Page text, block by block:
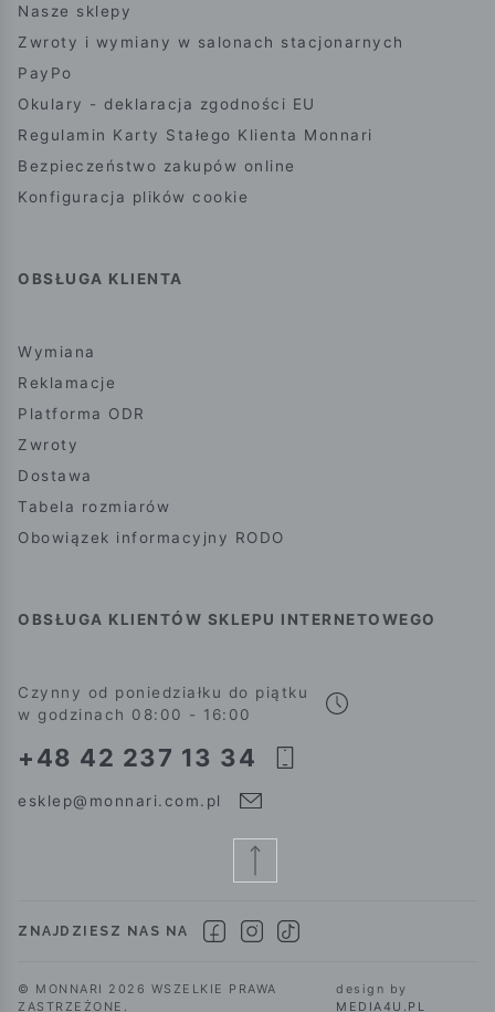
Nasze sklepy
Zwroty i wymiany w salonach stacjonarnych
PayPo
Okulary - deklaracja zgodności EU
Regulamin Karty Stałego Klienta Monnari
Bezpieczeństwo zakupów online
Konfiguracja plików cookie
OBSŁUGA KLIENTA
Wymiana
Reklamacje
Platforma ODR
Zwroty
Dostawa
Tabela rozmiarów
Obowiązek informacyjny RODO
OBSŁUGA KLIENTÓW SKLEPU INTERNETOWEGO
Czynny od poniedziałku do piątku
w godzinach 08:00 - 16:00
+48 42 237 13 34
esklep@monnari.com.pl
ZNAJDZIESZ NAS NA
© MONNARI 2026 WSZELKIE PRAWA
ZASTRZEŻONE.
design by
MEDIA4U.PL